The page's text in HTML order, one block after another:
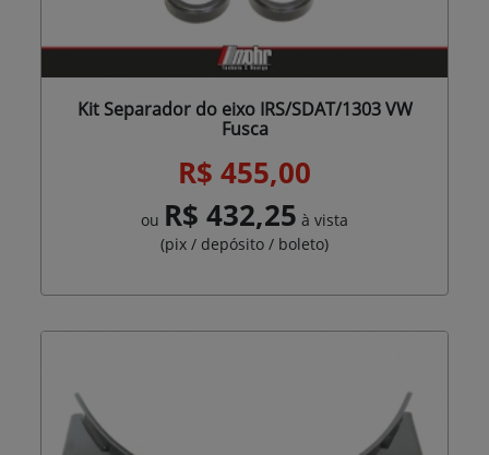
Kit Separador do eixo IRS/SDAT/1303 VW
Fusca
R$ 455,00
ou R$ 432,25 à vista
(pix / depósito / boleto)